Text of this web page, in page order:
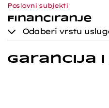
Poslovni subjekti
Financiranje
Odaberi vrstu
Garancija